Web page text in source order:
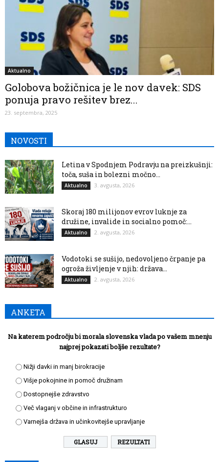
Aktualno
Golobova božičnica je le nov davek: SDS
ponuja pravo rešitev brez...
23. septembra, 2025
NOVOSTI
Letina v Spodnjem Podravju na preizkušnji:
toča, suša in bolezni močno...
Aktualno 3. avgusta, 2026
Skoraj 180 milijonov evrov luknje za
družine, invalide in socialno pomoč:...
Aktualno 2. avgusta, 2026
Vodotoki se sušijo, nedovoljeno črpanje pa
ogroža življenje v njih: država...
Aktualno 2. avgusta, 2026
ANKETA
Na katerem področju bi morala slovenska vlada po vašem mnenju
najprej pokazati boljše rezultate?
Nižji davki in manj birokracije
Višje pokojnine in pomoč družinam
Dostopnejše zdravstvo
Več vlaganj v občine in infrastrukturo
Varnejša država in učinkovitejše upravljanje
REZULTATI